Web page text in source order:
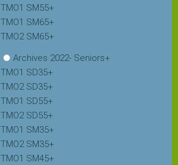
TMO1 SM55+
TMO1 SM65+
TMO2 SM65+
Archives 2022- Seniors+
TMO1 SD35+
TMO2 SD35+
TMO1 SD55+
TMO2 SD55+
TMO1 SM35+
TMO2 SM35+
TMO1 SM45+